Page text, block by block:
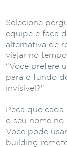
Selecione
equipe e faça
alternativa de
viajar no
“Você prefere
para o fundo
invisível?”
Peça que
o seu nome no
Você pode
building